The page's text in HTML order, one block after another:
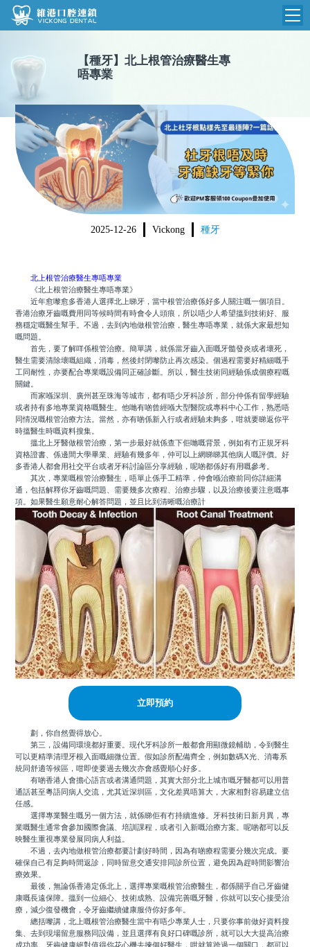
維港首頁
品牌介紹
環境設備
醫院新聞
收費標準
N
收費總表
植牙收費
根管收費
美學收費
醫生團隊
門診時間
【種牙】 北上根管治療醫生專
唔專業
2025-12-26 Vickong 種牙
北上根管治療醫生專唔專業
《北上根管治療醫生專唔專業》
近年愈嚟愈多香港人選擇北上睇牙，當中根管治療係好多人關注嘅一個項目。
香港治療牙齒嘅費用同等候時間有時會令人頭痕，所以唔少人希望搵到技術好、服
務穩定嘅醫生幫手。不過，去到內地做根管治療，醫生專唔專業，就係大家最想知
嘅問題。
首先，要了解咩係根管治療。簡單講，就係當牙齒入面嘅牙髓發炎或者壞死，
醫生需要清除壞嘅組織，消毒，然後封閉嚟防止再次感染。個過程需要好精細嘅手
工同耐性，亦要配合專業嘅設備同正確診斷。所以，醫生技術同經驗係成個療程嘅
關鍵。
而家喺深圳、廣州甚至珠海等城市，都有唔少牙科診所，部分仲係有留學經驗
或者持有多地專業資格嘅醫生。他哋有啲曾經喺大型醫院或專科中心工作，熟悉唔
同情況嘅根管治療方法。當然，亦有啲係新入行或者經驗未夠多，咁就要睇返你平
時搵醫生時嘅資料搜集。
搵北上牙醫做根管治療，第一步最好就係查下佢哋嘅背景，例如有冇正規牙科
資格證書、係邊間大學畢業、經驗有幾多年，仲可以上網睇睇其他病人嘅評價。好
多香港人都會用社交平台或者牙科討論區分享經驗，呢啲都係好有用嘅參考。
其次，專業嘅根管治療醫生，唔單止係手工精準，仲會喺治療前同你詳細溝
通，包括解釋你牙齒嘅問題、需要幾多次療程、治療步驟，以及治療後要注意嘅事
項。如果醫生願意耐心解答問題，並且比到清晰嘅治療計
立即預約
劃，你自然覺得放心。
第三，設備同環境都好重要。現代牙科診所一般都會用顯微鏡輔助，令到醫生
可以更精準清理牙根入面嘅細微位置。假如診所配備齊全，例如數碼X光、消毒系
統同舒適等候區，咁即使要過去幾次亦會感覺順心好多。
有啲香港人會擔心語言或者溝通問題，其實大部分北上城市嘅牙醫都可以用普
通話甚至粵語同病人交流，尤其近深圳區，文化差異唔算大，大家相對容易建立信
任感。
選擇專業醫生嘅另一個方法，就係睇佢有冇持續進修。牙科技術日新月異，專
業嘅醫生通常會參加國際會議、培訓課程，或者引入新嘅治療方案。呢啲都可以反
映醫生重視專業發展同病人利益。
不過，去內地做根管治療都要計劃好時間，因為有啲療程需要分幾次完成。要
確保自己有足夠時間返診，同時留意交通安排同診所位置，避免因為趕時間影響治
療效果。
最後，無論係香港定係北上，選擇專業嘅根管治療醫生，都係關乎自己牙齒健
康嘅長遠保障。搵到一位細心、技術成熟、設備完善嘅牙醫，你就可以安心接受治
療，減少復發機會，令牙齒繼續健康服侍你好多年。
總括嚟講，北上嘅根管治療醫生當中有唔少專業人士，只要你事前做好資料搜
集、去到現場留意服務同設備，並且選擇有良好口碑嘅診所，就可以大大提高治療
成功率。牙齒健康絕對值得你花心機去揀個好醫生，咁就算跨過一個關口，都可以